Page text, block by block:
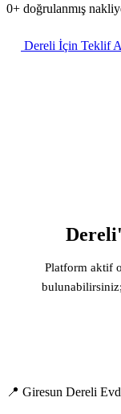
0+ doğrulanmış
Dereli İçin Teklif
Platform aktif
📍 Giresun Dereli